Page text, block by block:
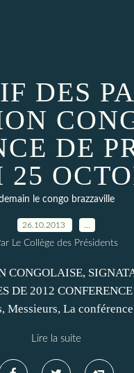
DES
DE
le congo brazzaville
26.10.2013
Le Collège des Présidents
CONGOLAISE,
DE 2012
La
Lire la suite